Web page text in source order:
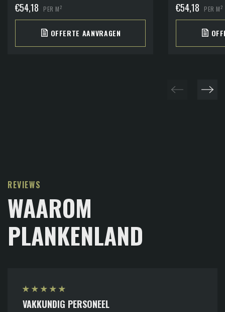
€54,18 PER M2
OFFERTE AANVRAGEN
€54,18 PER M2
REVIEWS
WAAROM
PLANKENLAND
★ ★ ★ ★ ★
VAKKUNDIG PERSONEEL